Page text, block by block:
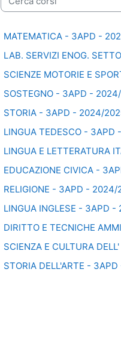
Cerca corsi
MATEMATICA - 3APD -
LAB. SERVIZI ENOG.
SCIENZE MOTORIE E
SOSTEGNO - 3APD -
STORIA - 3APD - 2024/
LINGUA TEDESCO -
LINGUA E LETTERATURA
EDUCAZIONE CIVICA -
RELIGIONE - 3APD - 2024/
LINGUA INGLESE - 3APD
DIRITTO E TECNICHE
SCIENZA E CULTURA
STORIA DELL'ARTE -